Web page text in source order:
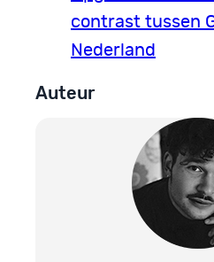
contrast tussen
Nederland
Auteur